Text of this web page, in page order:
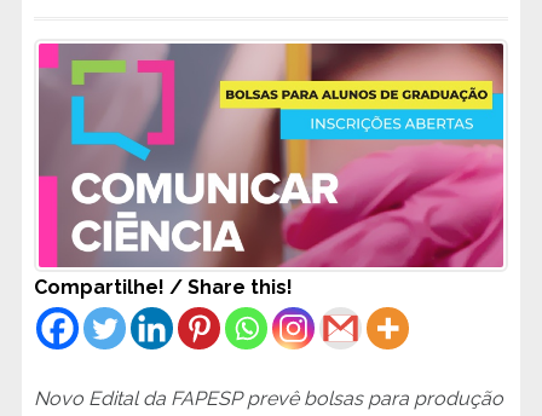
Compartilhe! / Share this!
Novo Edital da FAPESP prevê bolsas para produção